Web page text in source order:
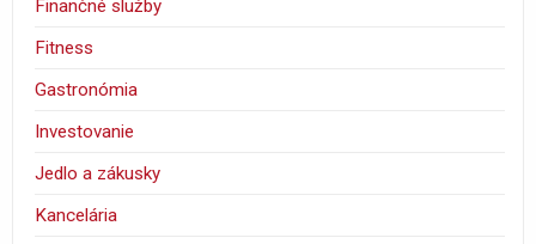
Finančné služby
Fitness
Gastronómia
Investovanie
Jedlo a zákusky
Kancelária